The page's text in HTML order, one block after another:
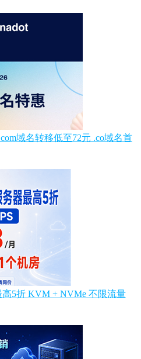
域名转移低至72元 .co域名首
高5折 KVM + NVMe 不限流量